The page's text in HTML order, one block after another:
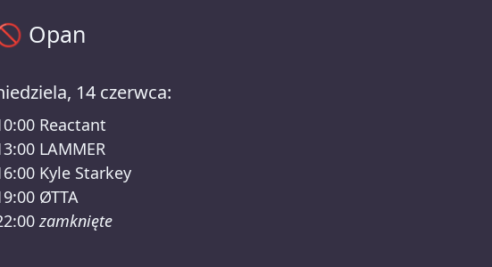
harmonogram – GLITCH BERLIN /RSO Lineup
Opan
14 czerwca:
Reactant
LAMMER
Kyle Starkey
ØTTA
zamknięte